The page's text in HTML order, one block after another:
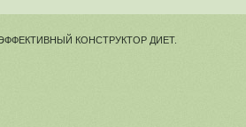
КОНСТРУКТОР ДИЕТ.